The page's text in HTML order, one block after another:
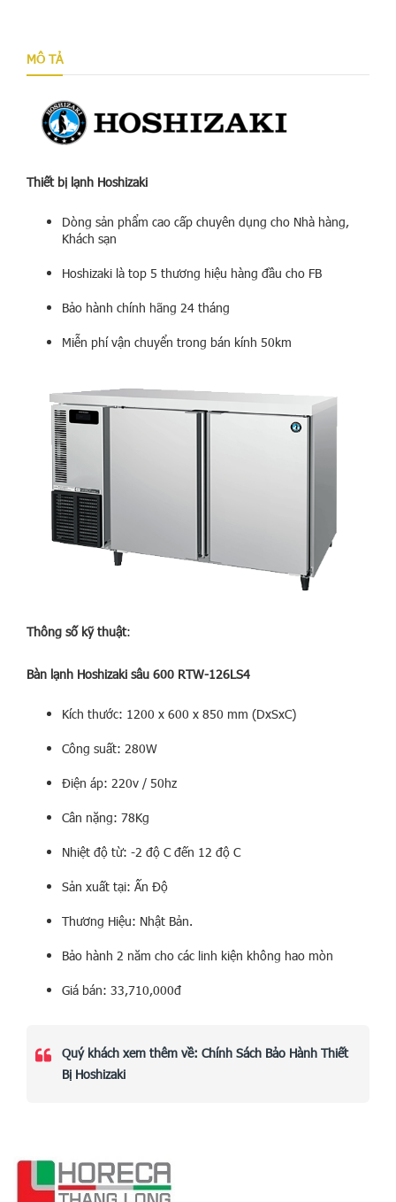
MÔ TẢ
Thiết bị lạnh Hoshizaki
Dòng sản phẩm cao cấp chuyên dụng cho Nhà hàng,
Khách sạn
Hoshizaki là top 5 thương hiệu hàng đầu cho FB
Bảo hành chính hãng 24 tháng
Miễn phí vận chuyển trong bán kính 50km
Thông số kỹ thuật:
Bàn lạnh Hoshizaki sâu 600 RTW-126LS4
Kích thước: 1200 x 600 x 850 mm (DxSxC)
Công suất: 280W
Điện áp: 220v / 50hz
Cân nặng: 78Kg
Nhiệt độ từ: -2 độ C đến 12 độ C
Sản xuất tại: Ấn Độ
Thương Hiệu: Nhật Bản.
Bảo hành 2 năm cho các linh kiện không hao mòn
Giá bán: 33,710,000đ
Quý khách xem thêm về: Chính Sách Bảo Hành Thiết
Bị Hoshizaki